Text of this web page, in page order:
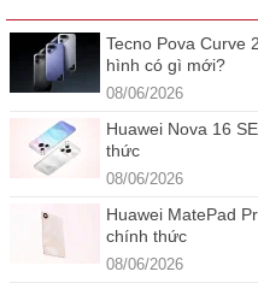
Tecno Pova Curve
hình có gì mới?
08/06/2026
Huawei Nova 16
thức
08/06/2026
Huawei MatePad
chính thức
08/06/2026